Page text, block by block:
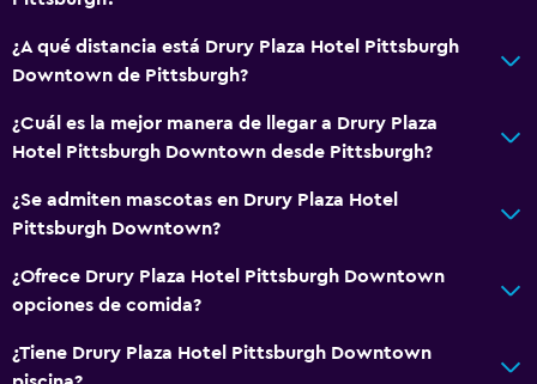
Baño privado
Microondas
¿A qué distancia está Drury Plaza Hotel Pittsburgh
Downtown de Pittsburgh?
¿Cuál es la mejor manera de llegar a Drury Plaza
Hotel Pittsburgh Downtown desde Pittsburgh?
¿Se admiten mascotas en Drury Plaza Hotel
Pittsburgh Downtown?
¿Ofrece Drury Plaza Hotel Pittsburgh Downtown
opciones de comida?
¿Tiene Drury Plaza Hotel Pittsburgh Downtown